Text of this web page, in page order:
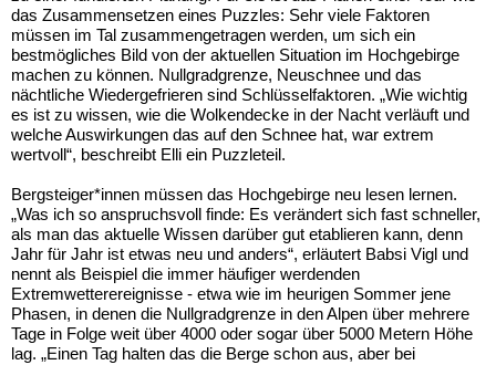
das Zusammensetzen eines Puzzles: Sehr viele Faktoren
müssen im Tal zusammengetragen werden, um sich ein
bestmögliches Bild von der aktuellen Situation im Hochgebirge
machen zu können. Nullgradgrenze, Neuschnee und das
nächtliche Wiedergefrieren sind Schlüsselfaktoren. „Wie wichtig
es ist zu wissen, wie die Wolkendecke in der Nacht verläuft und
welche Auswirkungen das auf den Schnee hat, war extrem
wertvoll“, beschreibt Elli ein Puzzleteil.
Bergsteiger*innen müssen das Hochgebirge neu lesen lernen.
„Was ich so anspruchsvoll finde: Es verändert sich fast schneller,
als man das aktuelle Wissen darüber gut etablieren kann, denn
Jahr für Jahr ist etwas neu und anders“, erläutert Babsi Vigl und
nennt als Beispiel die immer häufiger werdenden
Extremwetterereignisse - etwa wie im heurigen Sommer jene
Phasen, in denen die Nullgradgrenze in den Alpen über mehrere
Tage in Folge weit über 4000 oder sogar über 5000 Metern Höhe
lag. „Einen Tag halten das die Berge schon aus, aber bei